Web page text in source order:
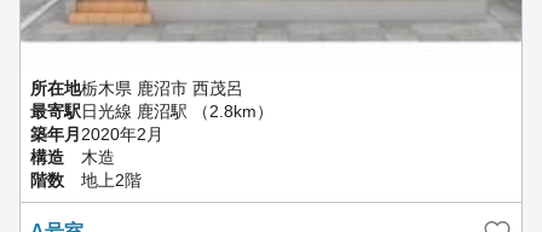
所在地栃木県 鹿沼市 西茂呂
最寄駅日光線 鹿沼駅 （2.8km）
築年月2020年2月
構造
木造
階数
地上2階